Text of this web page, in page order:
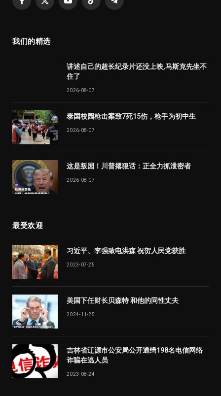
Facebook
X
YouTubeTikTok Telegram
我们的精选
讲述自己的超长纪录片还没上映,马斯克先坐不
住了
2026-08-07
泰国校园枪击案致7死15伤，枪手为初中生
2026-08-07
这是叛国！川普撂狠话：正全力抓泄密者
2026-08-07
最受欢迎
习近平、李强致电洪森 祝贺人民党获胜
2023-07-25
美国下任财长贝森特 和他的同性丈夫
2024-11-25
吉林省辽源市公安局公开通缉198名电信网络
诈骗在逃人员
2023-08-24